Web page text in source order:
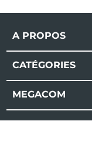
A PROPOS
CATÉGORIES
MEGACOM